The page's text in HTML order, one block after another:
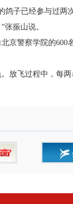
子已经参与过两
振山说。
警察学院的600
飞过程中，每两